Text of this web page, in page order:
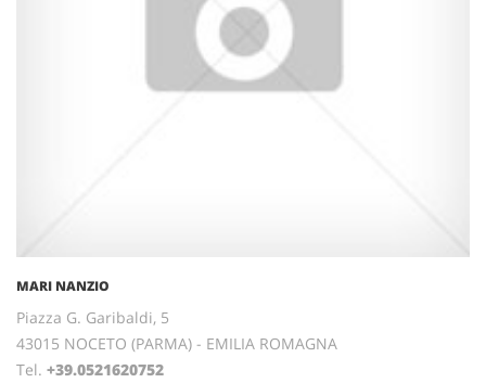
MARI NANZIO
Piazza G. Garibaldi, 5
43015 NOCETO (PARMA) - EMILIA ROMAGNA
Tel. +39.0521620752